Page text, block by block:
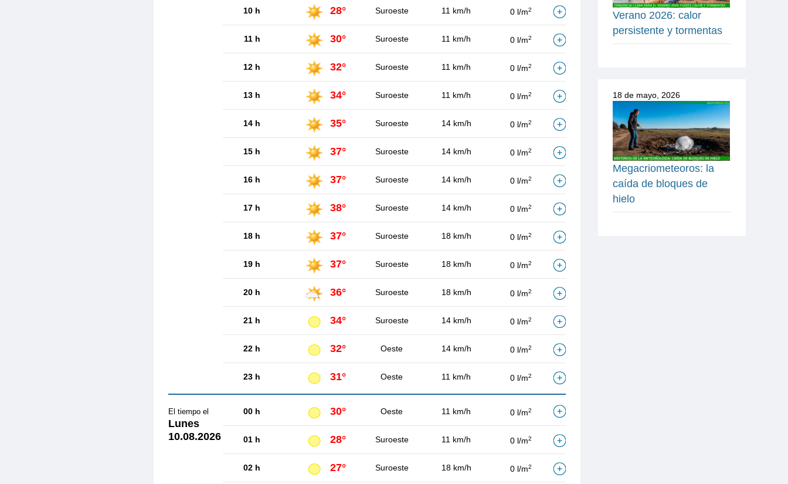
10 h 28° Suroeste 11 km/h 0 l/m2
11 h 30° Suroeste 11 km/h 0 l/m2
12 h 32° Suroeste 11 km/h 0 l/m2
13 h 34° Suroeste 11 km/h 0 l/m2
14 h 35° Suroeste 14 km/h 0 l/m2
15 h 37° Suroeste 14 km/h 0 l/m2
16 h 37° Suroeste 14 km/h 0 l/m2
17 h 38° Suroeste 14 km/h 0 l/m2
18 h 37° Suroeste 18 km/h 0 l/m2
19 h 37° Suroeste 18 km/h 0 l/m2
20 h 36° Suroeste 18 km/h 0 l/m2
21 h 34° Suroeste 14 km/h 0 l/m2
22 h 32° Oeste 14 km/h 0 l/m2
23 h 31° Oeste 11 km/h 0 l/m2
El tiempo el
Lunes
10.08.2026
00 h 30° Oeste 11 km/h 0 l/m2
01 h 28° Suroeste 11 km/h 0 l/m2
02 h 27° Suroeste 18 km/h 0 l/m2
Verano 2026: calor
persistente y tormentas
18 de mayo, 2026
Megacriometeoros: la
caída de bloques de
hielo